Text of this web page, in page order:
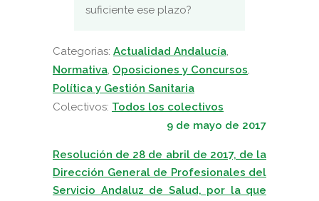
suficiente ese plazo?
Categorias: Actualidad Andalucía,
Normativa, Oposiciones y Concursos,
Política y Gestión Sanitaria
Colectivos: Todos los colectivos
9 de mayo de 2017
Resolución de 28 de abril de 2017, de la
Dirección General de Profesionales del
Servicio Andaluz de Salud, por la que